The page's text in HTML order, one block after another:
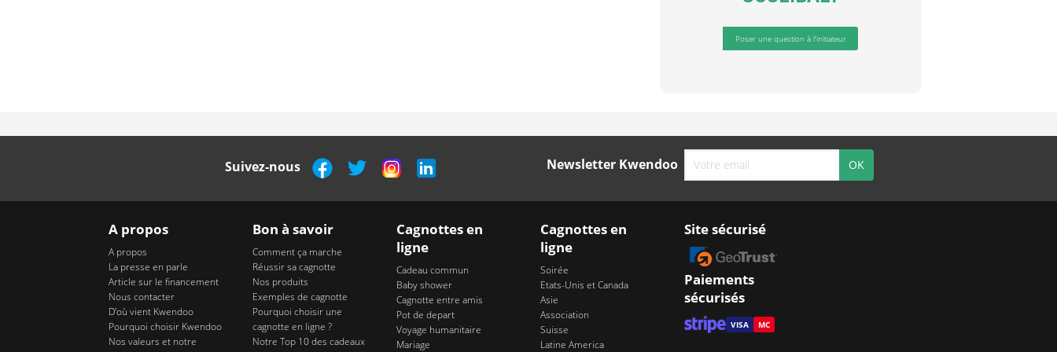
Poser une question à l'initiateur
Suivez-nous Newsletter Kwendoo
A propos
A propos
La presse en parle
Article sur le financement
Nous contacter
D'où vient Kwendoo
Pourquoi choisir Kwendoo
Nos valeurs et notre
Bon à savoir
Comment ça marche
Réussir sa cagnotte
Nos produits
Exemples de cagnotte
Pourquoi choisir une
cagnotte en ligne ?
Notre Top 10 des cadeaux
Cagnottes en
ligne
Cadeau commun
Baby shower
Cagnotte entre amis
Pot de depart
Voyage humanitaire
Mariage
Cagnottes en
ligne
Soirée
Etats-Unis et Canada
Asie
Association
Suisse
Latine America
Site sécurisé
Paiements
sécurisés
VISA MC